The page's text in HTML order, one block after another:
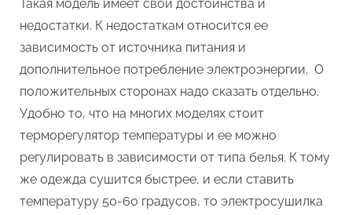
Такая модель имеет свои достоинства и
недостатки. К недостаткам относится ее
зависимость от источника питания и
дополнительное потребление электроэнергии. О
положительных сторонах надо сказать отдельно.
Удобно то, что на многих моделях стоит
терморегулятор температуры и ее можно
регулировать в зависимости от типа белья. К тому
же одежда сушится быстрее, и если ставить
температуру 50-60 градусов, то электросушилка